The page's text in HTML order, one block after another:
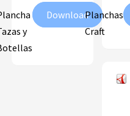
y
DownloadPlanchas
Craft